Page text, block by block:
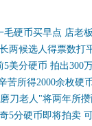
毛硬币买早点 店老
两候选人得票数打
5美分硬币 拍出300
苦所得2000余枚硬
刀老人"将两年所
5分硬币即将拍卖